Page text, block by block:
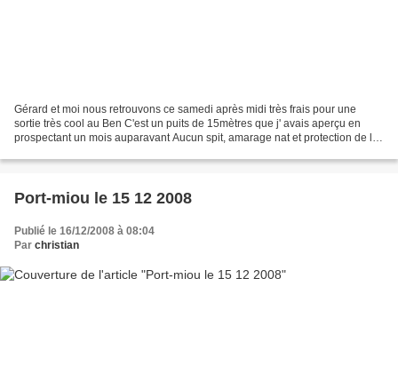
Gérard et moi nous retrouvons ce samedi après midi très frais pour une
sortie très cool au Ben C'est un puits de 15mètres que j' avais aperçu en
prospectant un mois auparavant Aucun spit, amarage nat et protection de la
Port-miou le 15 12 2008
Publié le 16/12/2008 à 08:04
Par christian